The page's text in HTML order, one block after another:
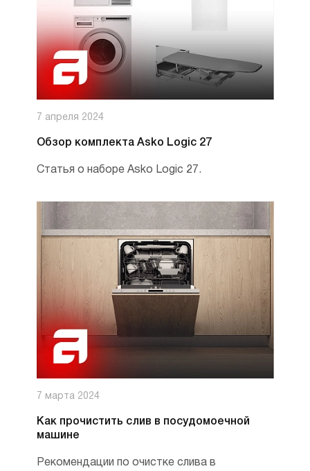
7 апреля 2024
Обзор комплекта Asko Logic 27
Статья о наборе Asko Logic 27.
7 марта 2024
Как прочистить слив в посудомоечной
машине
Рекомендации по очистке слива в